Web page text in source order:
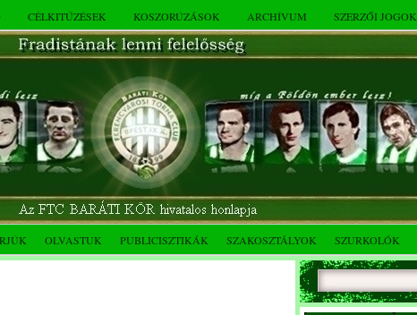
CÉLKITŰZÉSEK KOSZORÚZÁSOK ARCHÍVUM SZERZŐI JOGOK
OLVASTUK PUBLICISZTIKÁK SZAKOSZTÁLYOK SZURKOLÓK